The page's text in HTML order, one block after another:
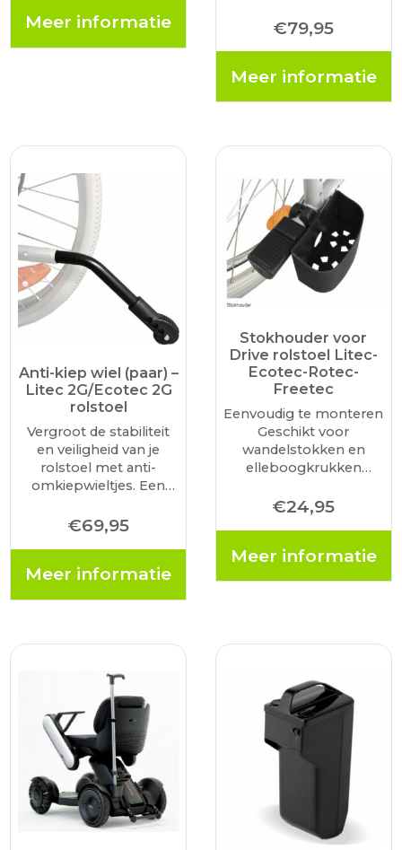
beenamputatie.
Meer informatie
bij een beenamputatie.
De steun is in hoogte
bevordert een
extra gereedschap.
€79,95
Meer informatie
Anti-kiep wiel (paar) –
Litec 2G/Ecotec 2G
rolstoel
Vergroot de stabiliteit
en veiligheid van je
rolstoel met anti-
omkiepwieltjes. Een
rolstoel voorkomt dat
deze achterover kantelt
andere situaties.
€69,95
Meer informatie
Stokhouder voor
Drive rolstoel Litec-
Ecotec-Rotec-
Freetec
Eenvoudig te monteren
Geschikt voor
wandelstokken en
elleboogkrukken
rolstoelen – Litec-
€24,95
Meer informatie